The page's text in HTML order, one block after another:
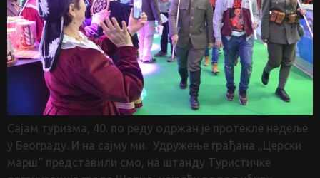
Сајам туризма, 40. по реду одржан је протекле недеље
у Београду. И на сајму ми. Удружење грађана „Церски
марш“ представили смо, на штанду Туристичке